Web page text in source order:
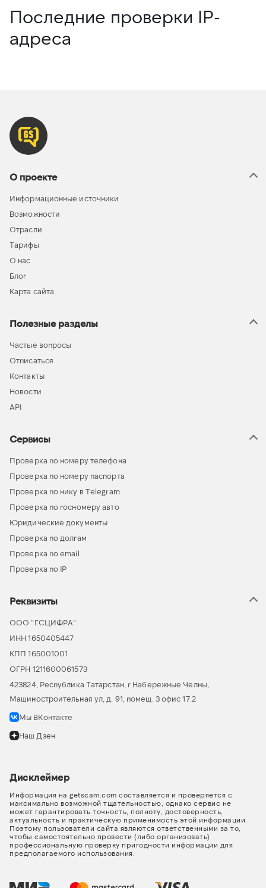
Последние проверки IP-
адреса
О проекте
Информационные источники
Возможности
Отрасли
Тарифы
О нас
Блог
Карта сайта
Полезные разделы
Частые вопросы
Отписаться
Контакты
Новости
API
Сервисы
Проверка по номеру телефона
Проверка по номеру паспорта
Проверка по нику в Telegram
Проверка по госномеру авто
Юридические документы
Проверка по долгам
Проверка по email
Проверка по IP
Реквизиты
ООО “ГСЦИФРА”
ИНН 1650405447
КПП 165001001
ОГРН 1211600061573
423824, Республика Татарстан, г Набережные Челны,
Машиностроительная ул, д. 91, помещ. 3 офис 17.2
Мы ВКонтакте
Наш Дзен
Дисклеймер
Информация на getscam.com составляется и проверяется с
максимально возможной тщательностью, однако сервис не
может гарантировать точность, полноту, достоверность,
актуальность и практическую применимость этой информации.
Поэтому пользователи сайта являются ответственными за то,
чтобы самостоятельно провести (либо организовать)
профессиональную проверку пригодности информации для
предполагаемого использования.